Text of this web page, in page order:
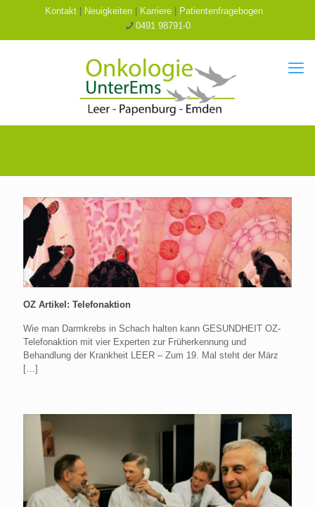
Kontakt Neuigkeiten Karriere
Patientenfragebogen
0491 98791-0
OZ Artikel: Telefonaktion
Wie man Darmkrebs in Schach halten kann GESUNDHEIT OZ-
Telefonaktion mit vier Experten zur Früherkennung und
Behandlung der Krankheit LEER – Zum 19. Mal steht der März
[…]